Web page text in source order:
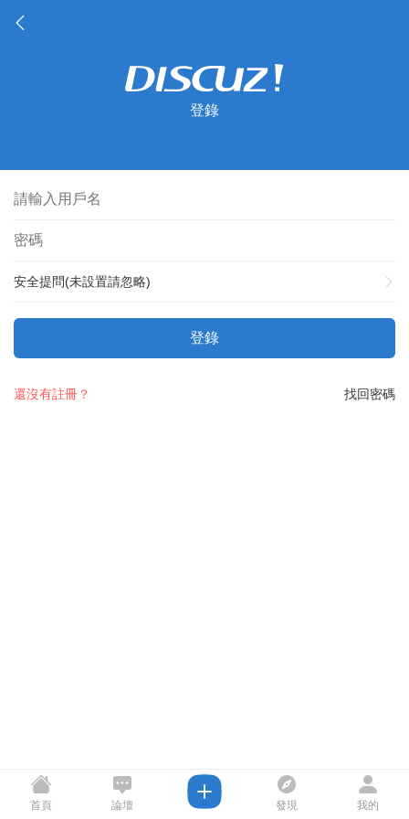
登錄
安全提問(未設置請忽略)
登錄
找回密碼
還沒有註冊？
首頁 論壇 發現 我的